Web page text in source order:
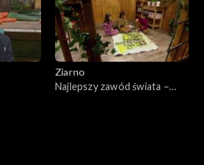
Ziarno
Najlepszy zawód świata –